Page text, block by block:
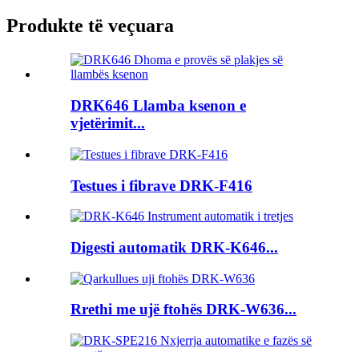
Produkte të veçuara
DRK646 Llamba ksenon e
vjetërimit...
Testues i fibrave DRK-F416
Digesti automatik DRK-K646...
Rrethi me ujë ftohës DRK-W636...